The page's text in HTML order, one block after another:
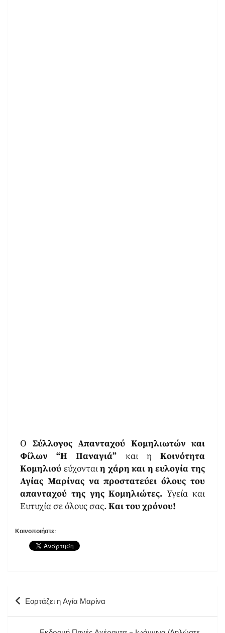
Ο Σύλλογος Απανταχού Κομηλιωτών και
Φίλων “Η Παναγιά” και ηΚοινότητα
Κομηλιού εύχονταιη χάρη και η ευλογία της
Αγίας Μαρίνας να προστατεύει όλους του
απανταχού της γης Κομηλιώτες. Υγεία και
Ευτυχία σε όλους σας. Και του χρόνου!
Κοινοποιήστε:
Εορτάζει η Αγία Μαρίνα